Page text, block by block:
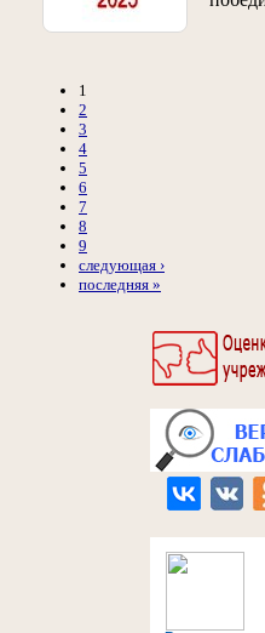
1
2
3
4
5
6
7
8
9
следующая ›
последняя »